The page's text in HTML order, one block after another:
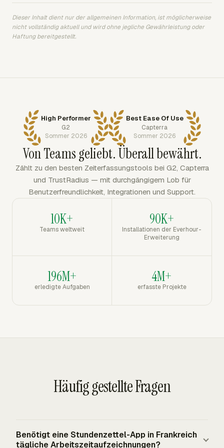
Dieser Inhalt dient nur der allgemeinen Information, ist möglicherweise
nicht vollständig aktuell und wird ohne jegliche Gewährleistung oder
Haftung bereitgestellt.
High Performer
G2
Sommer 2026
Best Ease Of Use
Capterra
Sommer 2026
Von Teams geliebt. Überall bewährt.
Zählt zu den besten Zeiterfassungstools bei G2, Capterra
und TrustRadius — mit durchgängigem Lob für
Benutzerfreundlichkeit, Integrationen und Support.
10K+
Teams weltweit
90K+
Installationen der Everhour-
Erweiterung
196M+
erledigte Aufgaben
4M+
erfasste Projekte
Häufig gestellte Fragen
Benötigt eine Stundenzettel-App in Frankreich
tägliche Arbeitszeitaufzeichnungen?